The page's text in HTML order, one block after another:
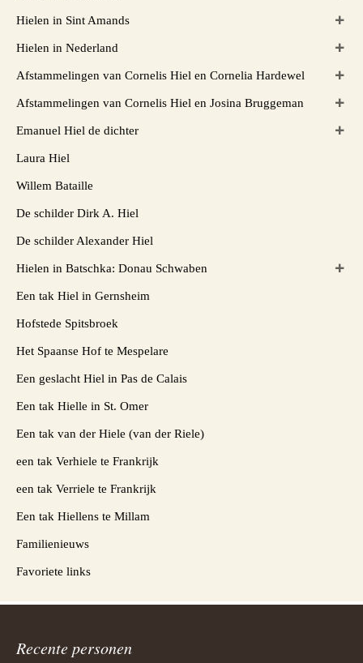
Hielen in Sint Amands
Hielen in Nederland
Afstammelingen van Cornelis Hiel en Cornelia Hardewel
Afstammelingen van Cornelis Hiel en Josina Bruggeman
Emanuel Hiel de dichter
Laura Hiel
Willem Bataille
De schilder Dirk A. Hiel
De schilder Alexander Hiel
Hielen in Batschka: Donau Schwaben
Een tak Hiel in Gernsheim
Hofstede Spitsbroek
Het Spaanse Hof te Mespelare
Een geslacht Hiel in Pas de Calais
Een tak Hielle in St. Omer
Een tak van der Hiele (van der Riele)
een tak Verhiele te Frankrijk
een tak Verriele te Frankrijk
Een tak Hiellens te Millam
Familienieuws
Favoriete links
Recente personen